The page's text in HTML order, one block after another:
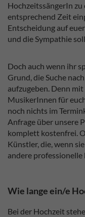
HochzeitssängerIn
entsprechend Zeit
Entscheidung auf
und die Sympathie
Doch auch wenn ihr
Grund, die Suche
aufzugeben. Denn
MusikerInnen für
noch nichts im
Anfrage über unsere
komplett kostenfrei.
Künstler, die, wenn
andere
Wie lange ein/e
Bei der Hochzeit